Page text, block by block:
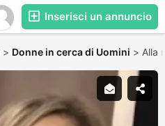
Inserisci un annuncio
> Donne in cerca di Uomini > Alla